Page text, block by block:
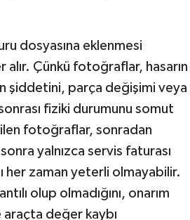
dosyasına eklenmesi
Çünkü fotoğraflar, hasarın
şiddetini, parça değişimi veya
fiziki durumunu somut
fotoğraflar, sonradan
yalnızca servis faturası
her zaman yeterli olmayabilir.
olup olmadığını, onarım
araçta değer kaybı